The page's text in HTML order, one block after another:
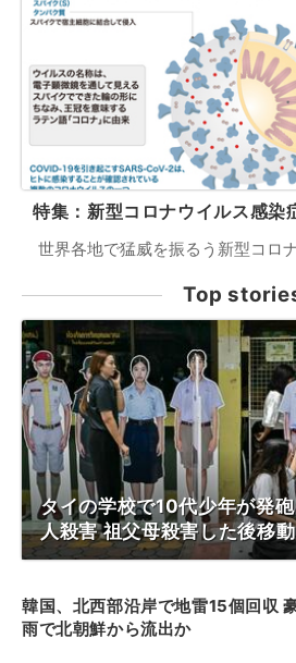
特集：新型コロナウイルス感染
世界各地で猛威を振るう新型コロ
Top
タイの学校で10代少年が発
人殺害 祖父母殺害した後移動
韓国、北西部沿岸で地雷15個回収
雨で北朝鮮から流出か